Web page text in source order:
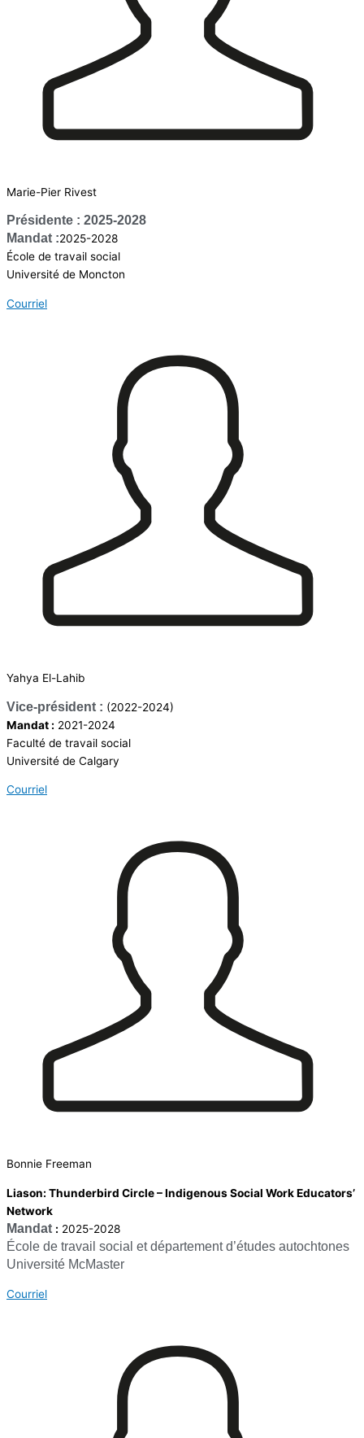
Marie-Pier Rivest
Présidente : 2025-2028
Mandat :2025-2028
École de travail social
Université de Moncton
Courriel
Yahya El-Lahib
Vice-président : (2022-2024)
Mandat : 2021-2024
Faculté de travail social
Université de Calgary
Courriel
Bonnie Freeman
Liason: Thunderbird Circle – Indigenous Social Work Educators’
Network
Mandat : 2025-2028
École de travail social et département d’études autochtones
Université McMaster
Courriel